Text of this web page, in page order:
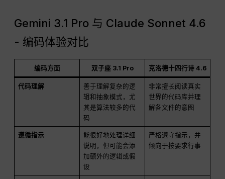
Gemini 3.1 Pro 与 Claude Sonnet 4.6
- 编码体验对比
编码方面 双子座 3.1 Pro 克洛德十四行诗 4.6
代码理解
善于理解复杂的逻
辑和抽象模式，尤
其是算法较多的代
码
非常擅长阅读真实
世界的代码库并理
解各文件的意图
遵循指示
能很好地处理详细
说明，但可能会添
加额外的逻辑或假
设
严格遵守指示，并
倾向于按要求行事